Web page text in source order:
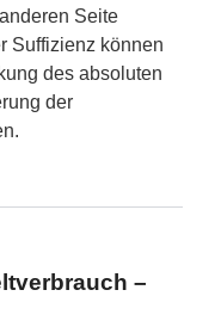
Seite
Suffizienz können
des absoluten
der
–